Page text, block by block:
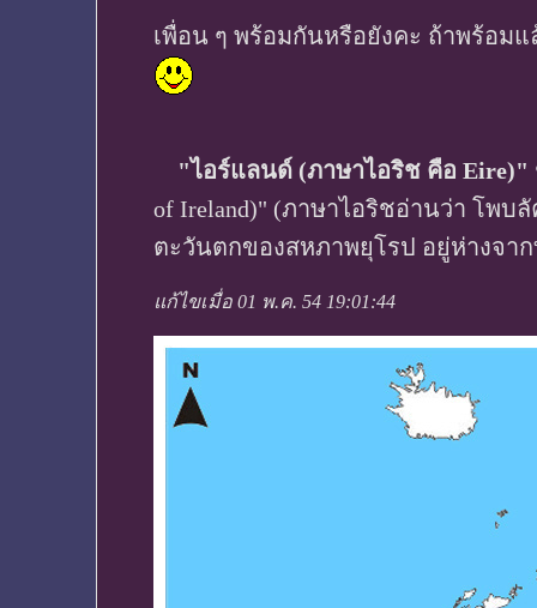
เพื่อน ๆ พร้อมกันหรือยังคะ ถ้าพร้อม
"ไอร์แลนด์ (ภาษาไอริช คือ Eire)"
of Ireland)" (ภาษาไอริชอ่านว่า โพบ
ตะวันตกของสหภาพยุโรป อยู่ห่างจา
แก้ไขเมื่อ 01 พ.ค. 54 19:01:44